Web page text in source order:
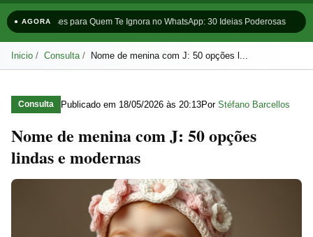
● AGORAFrases para Quem Te Ignora no WhatsApp: 30 Ideias Poderosas
Inicio Consulta Nome de menina com J: 50 opções l...
Consulta Publicado em 18/05/2026 às 20:13Por Stéfano Barcellos
Nome de menina com J: 50 opções
lindas e modernas